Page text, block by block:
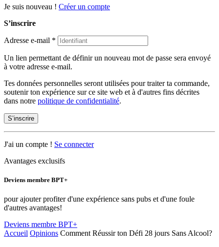
Je suis nouveau ! Créer un compte
S’inscrire
Adresse e-mail *
Un lien permettant de définir un nouveau mot de passe sera envoyé
à votre adresse e-mail.
Tes données personnelles seront utilisées pour traiter ta commande,
soutenir ton expérience sur ce site web et à d'autres fins décrites
dans notre politique de confidentialité.
S’inscrire
J'ai un compte ! Se connecter
Avantages exclusifs
Deviens membre BPT+
pour ajouter profiter d'une expérience sans pubs et d'une foule
d'autres avantages!
Deviens membre BPT+
Accueil Opinions Comment Réussir ton Défi 28 jours Sans Alcool?